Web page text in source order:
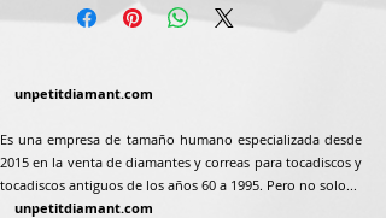
unpetitdiamant.com
Es una empresa de tamaño humano especializada desde
2015 en la venta de diamantes y correas para tocadiscos y
tocadiscos antiguos de los años 60 a 1995. Pero no solo...
unpetitdiamant.com